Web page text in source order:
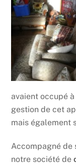
avaient occupé
gestion de cet
mais également
Accompagné de
notre société de